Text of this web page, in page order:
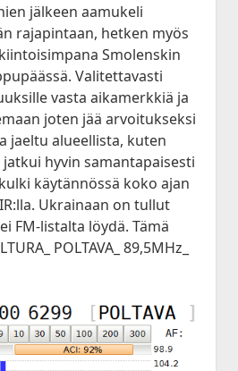
jälkeen aamukeli
rajapintaan, hetken myös
Smolenskin
Valitettavasti
vasta aikamerkkiä ja
joten jää arvoitukseksi
jaeltu alueellista, kuten
jatkui hyvin samantapaisesti
käytännössä koko ajan
Ukrainaan on tullut
FM-listalta löydä. Tämä
POLTAVA_ 89,5MHz_